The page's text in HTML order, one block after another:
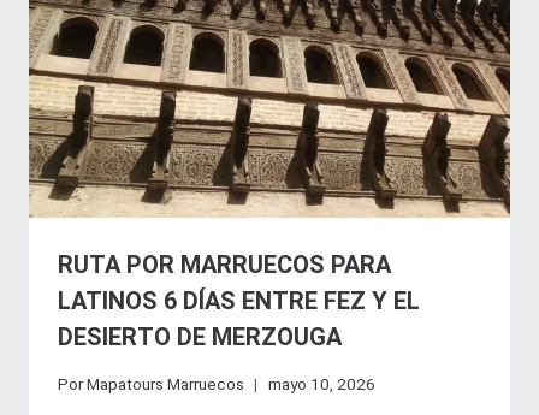
RUTA POR MARRUECOS PARA
LATINOS 6 DÍAS ENTRE FEZ Y EL
DESIERTO DE MERZOUGA
PorMapatours Marruecos mayo 10, 2026